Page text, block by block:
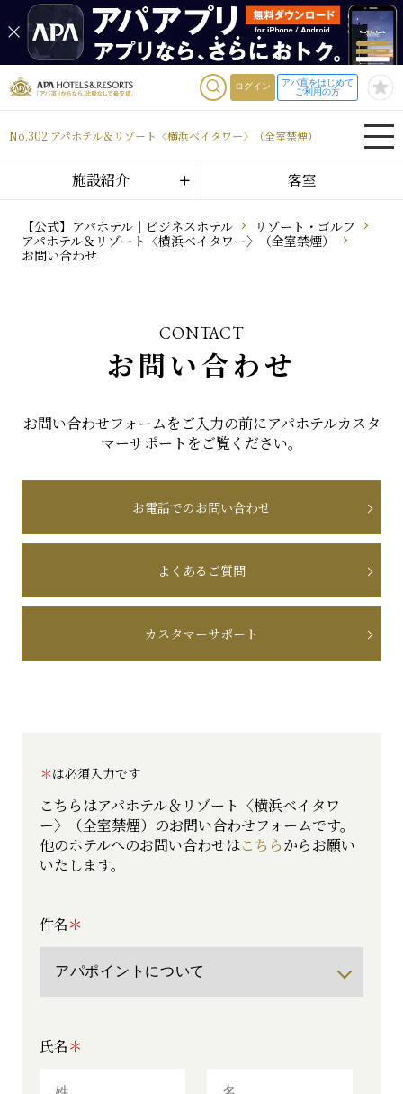
ログイン
アパ直をはじめて
ご利用の方
No.302 アパホテル＆リゾート〈横浜ベイタワー〉（全室禁煙）
施設紹介 客室
【公式】アパホテル｜ビジネスホテル
リゾート・ゴルフ
アパホテル＆リゾート〈横浜ベイタワー〉（全室禁煙）
お問い合わせ
CONTACT
お問い合わせ
お問い合わせフォームをご入力の前にアパホテルカスタ
マーサポートをご覧ください。
お電話でのお問い合わせ
よくあるご質問
カスタマーサポート
は必須入力です
こちらはアパホテル＆リゾート〈横浜ベイタワ
ー〉（全室禁煙）のお問い合わせフォームです。
他のホテルへのお問い合わせはこちらからお願い
いたします。
件名
氏名